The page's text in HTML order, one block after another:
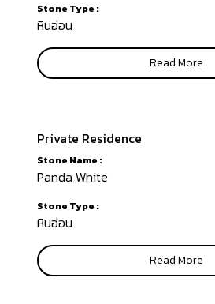
Stone Type :
หินอ่อน
Read More
Private Residence
Stone Name :
Panda White
Stone Type :
หินอ่อน
Read More